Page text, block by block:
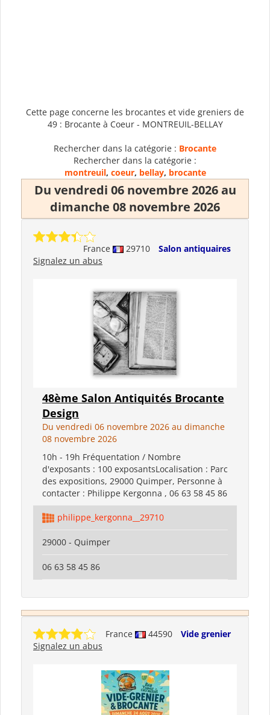
Cette page concerne les brocantes et vide greniers de
49 : Brocante à Coeur - MONTREUIL-BELLAY
Rechercher dans la catégorie : Brocante
Rechercher dans la catégorie :
montreuil, coeur, bellay, brocante
Du vendredi 06 novembre 2026 au
dimanche 08 novembre 2026
France 29710
Salon antiquaires
Signalez un abus
48ème Salon Antiquités Brocante
Design
Du vendredi 06 novembre 2026 au dimanche
08 novembre 2026
10h - 19h Fréquentation / Nombre
d'exposants : 100 exposantsLocalisation : Parc
des expositions, 29000 Quimper, Personne à
contacter : Philippe Kergonna , 06 63 58 45 86
philippe_kergonna__29710
29000 - Quimper
06 63 58 45 86
France 44590
Vide grenier
Signalez un abus